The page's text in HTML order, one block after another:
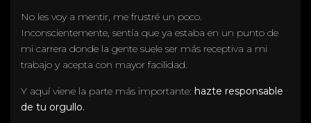
No les voy a mentir, me frustré un poco.
Inconscientemente, sentía que ya estaba en un punto de
mi carrera donde la gente suele ser más receptiva a mi
trabajo y acepta con mayor facilidad.
Y aquí viene la parte más importante: hazte responsable
de tu orgullo.